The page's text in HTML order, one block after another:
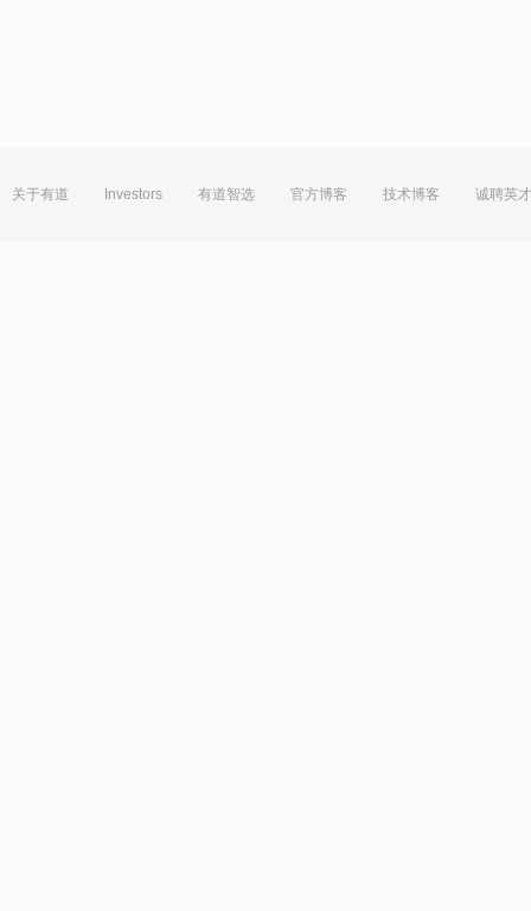
关于有道 Investors 有道智选 官方博客 技术博客 诚聘英才